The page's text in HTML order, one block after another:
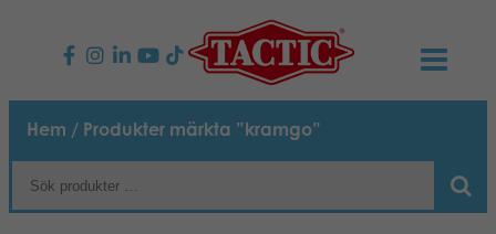
PRODUKTER
Barnspel
NYHETER
Hem / Produkter märkta ”kramgo”